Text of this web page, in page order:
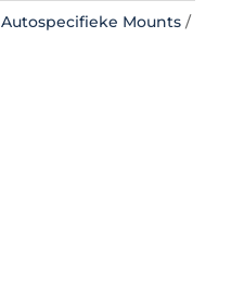
Autospecifieke Mounts